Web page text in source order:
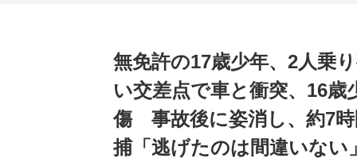
無免許の17歳少年、2人乗
い交差点で車と衝突、16
傷 事故後に姿消し、約7
捕「逃げたのは間違いない」